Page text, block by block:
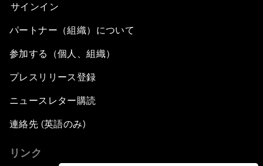
サインイン
パートナー（組織）について
参加する（個人、組織）
プレスリリース登録
ニュースレター購読
連絡先 (英語のみ)
リンク